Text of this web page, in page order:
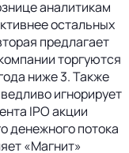
аналитикам
остальных
предлагает
торгуются
ниже 3. Также
игнорирует
IPO акции
денежного потока
«Магнит»